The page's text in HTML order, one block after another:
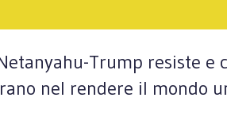
Trump resiste e
nel rendere il mondo